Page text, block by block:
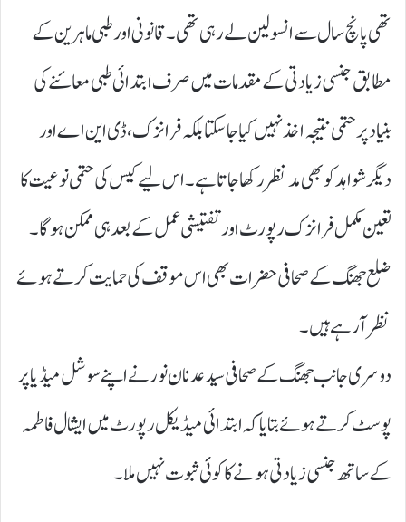
تھی پانچ سال سے انسولین لے رہی تھی۔ قانونی اور طبی ماہرین کے
مطابق جنسی زیادتی کے مقدمات میں صرف ابتدائی طبی معائنے کی
بنیاد پر حتمی نتیجہ اخذ نہیں کیا جا سکتا بلکہ فرانزک، ڈی این اے اور
دیگر شواہد کو بھی مدنظر رکھا جاتا ہے۔ اس لیے کیس کی حتمی نوعیت کا
تعین مکمل فرانزک رپورٹ اور تفتیشی عمل کے بعد ہی ممکن ہوگا۔
ضلع جھنگ کے صحافی حضرات بھی اس موقف کی حمایت کرتے ہوئے
نظر آرہے ہیں ۔
دوسری جانب جھنگ کے صحافی سید عدنان نور نے اپنے سوشل میڈیا پر
پوسٹ کرتے ہوئے بتایا کہ ابتدائی میڈیکل رپورٹ میں ایشال فاطمہ
کے ساتھ جنسی زیادتی ہونے کا کوئی ثبوت نہیں ملا ۔